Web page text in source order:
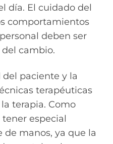
día. El cuidado del
comportamientos
deben ser
cambio.
paciente y la
terapéuticas
terapia. Como
especial
manos, ya que la